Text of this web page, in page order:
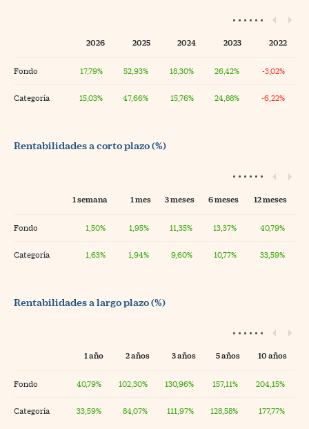
2026 2025 2024 2023 2022
Fondo 17,79% 52,93% 18,30% 26,42% -3,02%
Categoría 15,03% 47,66% 15,76% 24,88% -6,22%
Rentabilidades a corto plazo (%)
1 semana 1 mes 3 meses 6 meses 12 meses
Fondo 1,50% 1,95% 11,35% 13,37% 40,79%
Categoría 1,63% 1,94% 9,60% 10,77% 33,59%
Rentabilidades a largo plazo (%)
1 año 2 años 3 años 5 años 10 años
Fondo 40,79% 102,30% 130,96% 157,11% 204,15%
Categoría 33,59% 84,07% 111,97% 128,58% 177,77%